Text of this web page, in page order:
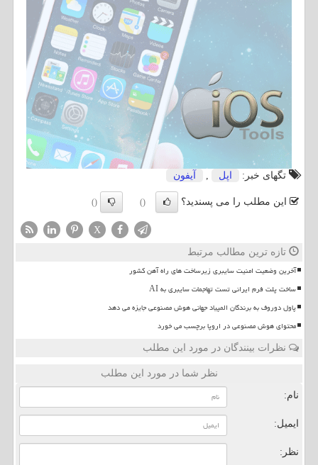
تگهای خبر: اپل آیفون
این مطلب را می پسندید؟ ()
()
X
تازه ترین مطالب مرتبط
آخرین وضعیت امنیت سایبری زیرساخت های راه آهن کشور
ساخت پلت فرم ایرانی تست تهاجمات سایبری به AI
پاول دوروف به برندگان المپیاد جهانی هوش مصنوعی جایزه می دهد
محتوای هوش مصنوعی در اروپا برچسب می خورد
نظرات بینندگان در مورد این مطلب
نظر شما در مورد این مطلب
نام:
ایمیل:
نظر: